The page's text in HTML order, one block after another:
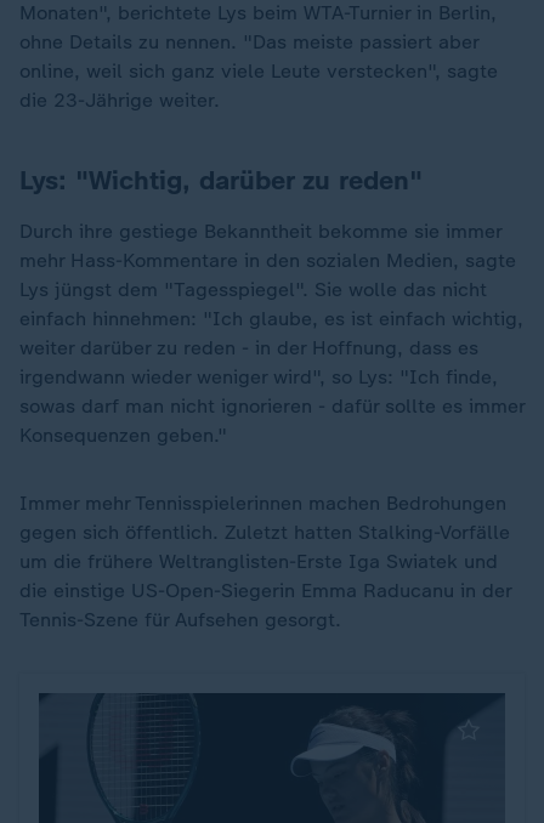
Monaten", berichtete Lys beim WTA-Turnier in Berlin,
ohne Details zu nennen. "Das meiste passiert aber
online, weil sich ganz viele Leute verstecken", sagte
die 23-Jährige weiter.
Lys: "Wichtig, darüber zu reden"
Durch ihre gestiege Bekanntheit bekomme sie immer
mehr Hass-Kommentare in den sozialen Medien, sagte
Lys jüngst dem "Tagesspiegel". Sie wolle das nicht
einfach hinnehmen: "Ich glaube, es ist einfach wichtig,
weiter darüber zu reden - in der Hoffnung, dass es
irgendwann wieder weniger wird", so Lys: "Ich finde,
sowas darf man nicht ignorieren - dafür sollte es immer
Konsequenzen geben."
Immer mehr Tennisspielerinnen machen Bedrohungen
gegen sich öffentlich. Zuletzt hatten Stalking-Vorfälle
um die frühere Weltranglisten-Erste Iga Swiatek und
die einstige US-Open-Siegerin Emma Raducanu in der
Tennis-Szene für Aufsehen gesorgt.